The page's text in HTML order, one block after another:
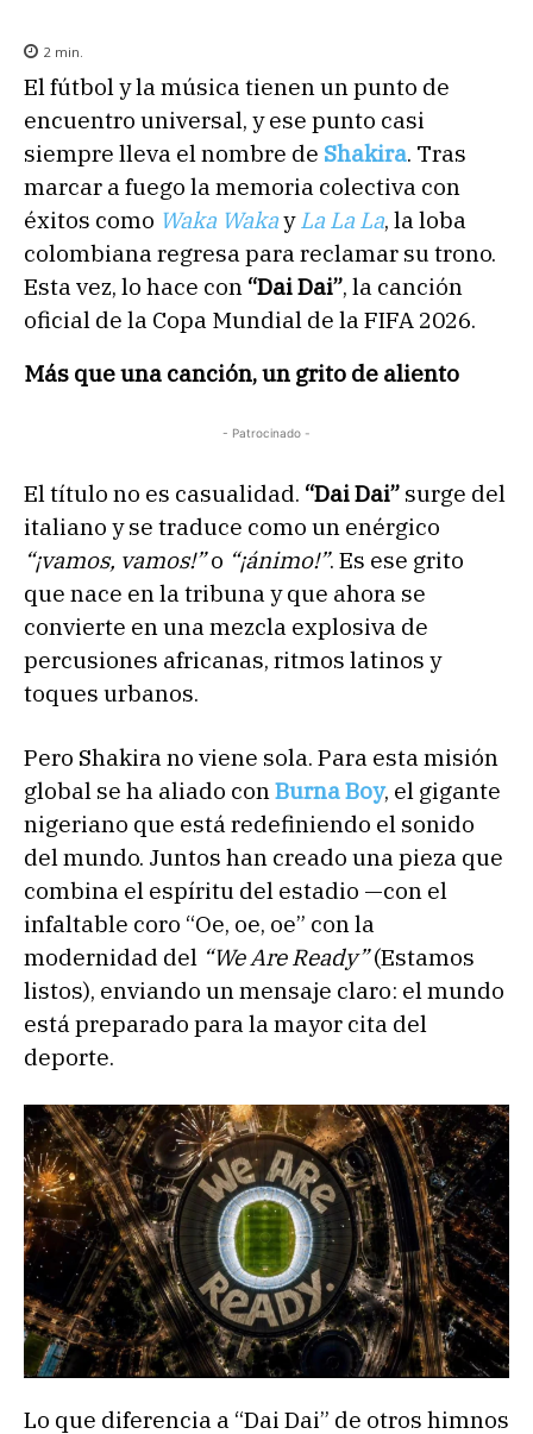
2 min.
El fútbol y la música tienen un punto de
encuentro universal, y ese punto casi
siempre lleva el nombre de Shakira. Tras
marcar a fuego la memoria colectiva con
éxitos como Waka Wakay La La La, la loba
colombiana regresa para reclamar su trono.
Esta vez, lo hace con “Dai Dai”, la canción
oficial de la Copa Mundial de la FIFA 2026.
Más que una canción, un grito de aliento
- Patrocinado -
El título no es casualidad. “Dai Dai” surge del
italiano y se traduce como un enérgico
“¡vamos, vamos!”o “¡ánimo!”. Es ese grito
que nace en la tribuna y que ahora se
convierte en una mezcla explosiva de
percusiones africanas, ritmos latinos y
toques urbanos.
Pero Shakira no viene sola. Para esta misión
global se ha aliado conBurna Boy, el gigante
nigeriano que está redefiniendo el sonido
del mundo. Juntos han creado una pieza que
combina el espíritu del estadio —con el
infaltable coro “Oe, oe, oe” con la
modernidad del “We Are Ready”(Estamos
listos), enviando un mensaje claro: el mundo
está preparado para la mayor cita del
deporte.
Lo que diferencia a “Dai Dai” de otros himnos